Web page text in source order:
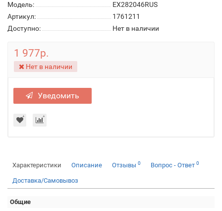
Модель:
EX282046RUS
Артикул:
1761211
Доступно:
Нет в наличии
1 977р.
Нет в наличии
Уведомить
Характеристики Описание Отзывы 0 Вопрос - Ответ 0
Доставка/Самовывоз
Общие